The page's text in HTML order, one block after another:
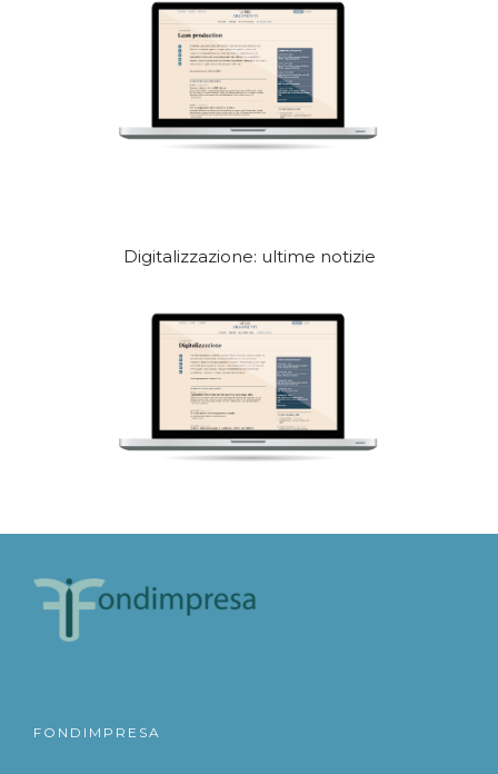
Digitalizzazione: ultime notizie
FONDIMPRESA